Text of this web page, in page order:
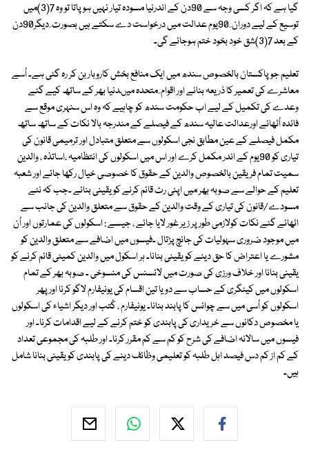
گیا ہے کہ اگر کسی وجہ سے 90دن کے اندرنیا مسودہ تیار نہیں ہو پاتا تو وہ 7(3)میں
توسیع کے لیے دوران ِ 90یوم عدالت میں درخواست دے سکتے ہیں بصورت ِ دیگر90دن
کے بعد 7(3)شق خود بخود ختم ہوجائے گی۔
تعلیم جو پاکستان بالخصوص سندھ میں ایک منافع بخش کاروبار بن کر رہ گئی ہے۔ اُسے
معاشرے کی تعمیر کا ذریعہ بنانے اور اقوام ِ متحدہ میںدنیا بھر کے ساتھ کیے گئے
وعدے کی تکمیل کے لیے اب حکومت سندھ کو چاہیے کہ وہ اس سنہری موقع سے
فائدہ اُٹھائے اورعدالت عالیہ سندھ کے فیصلے کے مندرجہ بالا نکات کے ساتھ ساتھ
مکمل فیصلے کے عین مطابق نجی اسکولوں سے متعلق متبادل اور ترمیمی قانون کی
تیاری کو 90یوم کے اندر مکمل کرے اور اس میں اسکولوں کی انتظامیہ ،اساتذہ ، والدین
سمیت تمام فریقین بالخصوص والدین کے حقوق کا خصوصی خیال رکھا جائے اور شعبہ
تعلیم کے حوالے سے صوبہ بھر میں اپنی رٹ قائم کرنے کو یقینی بنائے ۔جب کہ نئے
مسودے/قانون کی تیاری کے وقت والدین کے حقوق سے متعلق والدین کی جانب سے
اٹھائے گئے نکات کولازمی طور پر زیر غور لایا جائے ، جیسے : اسکولوں کی عمارتوں اور اُن
میں موجود ضروری سہولیات کی جانچ پڑتال ۔فیسوں میں اضافے سے متعلق والدین کو
مشورے یا اعتراض کا حق دینے کو یقینی بنانا۔ ہر اسکول میں والدین کمیٹی قائم کرنے کو
یقینی بنانا اور خلاف ورزی کی صورت میں لائسنس کی منسوخی ۔ صوبہ بھر کے تمام
اسکولوں میں کیٹگری کے حساب سے دو یا تین اقسام کی یونیفارم لاگو کرنا اور پھر
اسکولوں کو اُسی میں سے چوائس کا پابند بنانا۔ یونیفارم ، کُتب اور دیگر اشیاء کی اسکولوں
یا مخصوص دکانوں سے خریداری کی پابندی کو ختم کرنے کے لیے اقدامات کرنا۔ اور
فیسوں میں سالانہ اضافے کی شرح کو کم سے کم مقرر کرنا۔ اور طلبہ کی مجموعی تعداد
کے کم از کم دس فیصد اہل طلبہ کو تعلیمی وظائف دینے کی پابندی کو یقینی بنانا شامل
ہیں۔